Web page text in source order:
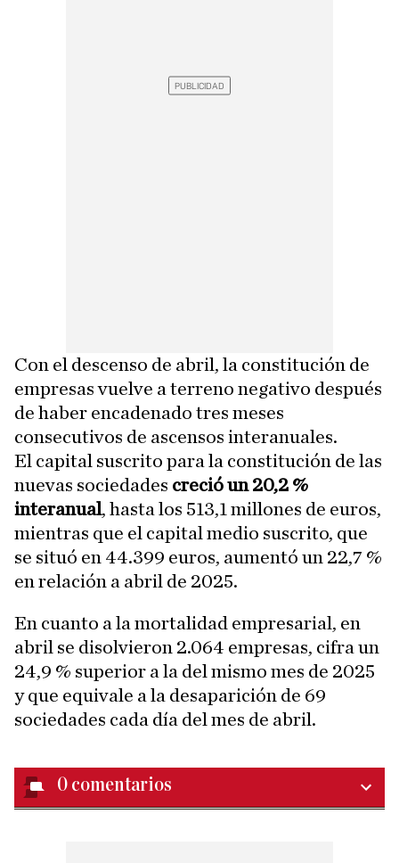
Con el descenso de abril, la constitución de
empresas vuelve a terreno negativo después
de haber encadenado tres meses
consecutivos de ascensos interanuales.
El capital suscrito para la constitución de las
nuevas sociedades creció un 20,2 %
interanual, hasta los 513,1 millones de euros,
mientras que el capital medio suscrito, que
se situó en 44.399 euros, aumentó un 22,7 %
en relación a abril de 2025.
En cuanto a la mortalidad empresarial, en
abril se disolvieron 2.064 empresas, cifra un
24,9 % superior a la del mismo mes de 2025
y que equivale a la desaparición de 69
sociedades cada día del mes de abril.
0 comentarios